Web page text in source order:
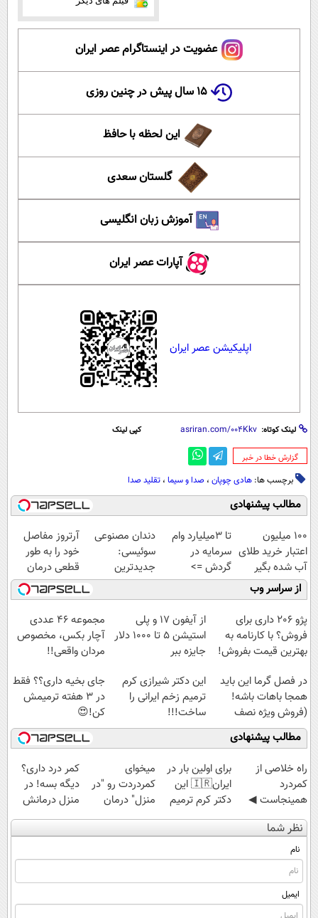
عضویت در اینستاگرام عصر ایران
۱۵ سال پیش در چنین روزی
این لحظه با حافظ
گلستان سعدی
آموزش زبان انگلیسی
آپارات عصر ایران
اپلیکیشن عصر ایران
لینک کوتاه: کپی لینک
‌گزارش خطا در خبر
برچسب ها: هادی چوپان ، صدا و سیما ، تقلید صدا
مطالب پیشنهادی
100 میلیون
اعتبار خرید طلای
آب شده بگیر
تا 3میلیارد وام
سرمایه در
گردش =>
فروشگاهت رو
ثبت کن
دندان مصنوعی
سوئیسی:
جدیدترین
فناوری اروپا،
سبک و مقاوم |
پرداخت قسطی
آرتروز مفاصل
خود را به طور
قطعی درمان
کنید!
◗پرسش‌نامه◖
از سراسر وب
پژو 206 داری برای
فروش؟ با کارنامه به
بهترین قیمت بفروش!
از آیفون 17 و پلی
استیشن 5 تا 1000 دلار
جایزه ببر
مجموعه ۴۶ عددی
آچار بکس، مخصوص
مردان واقعی!!
فوق‌العاده)
در فصل گرما این باید
همجا باهات باشه!
(فروش ویژه نصف
قیمت بازار)
این دکتر شیرازی کرم
ترمیم زخم ایرانی را
ساخت!!!
جای بخیه داری؟؟ فقط
در 3 هفته ترمیمش
کن!😍
مطالب پیشنهادی
‌راه خلاصی از
کمردرد
همینجاست ◀
فقط کافیه فرم
رو پر کنی!
برای اولین بار در
ایران🇮🇷 این
دکتر کرم ترمیم
کننده 23 روزه
میخوای
کمردردت رو "در
منزل" درمان
کنی؟ (◂فیلم +
کمر درد داری؟
دیگه بسه! در
منزل درمانش
کن
نظر شما
نام
ایمیل